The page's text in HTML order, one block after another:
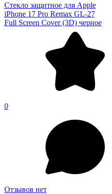
Стекло защитное для Apple
iPhone 17 Pro Remax GL-27
Full Screen Cover (3D) черное
0
Отзывов нет